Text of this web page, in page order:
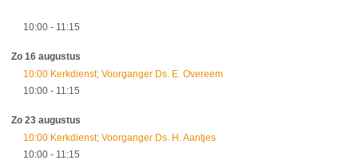
10:00 - 11:15
Zo 16 augustus
10:00 Kerkdienst; Voorganger Ds. E. Overeem
10:00 - 11:15
Zo 23 augustus
10:00 Kerkdienst; Voorganger Ds. H. Aantjes
10:00 - 11:15